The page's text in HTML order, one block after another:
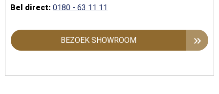
Bel direct: 0180 - 63 11 11
BEZOEK SHOWROOM